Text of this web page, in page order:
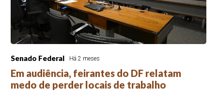
Senado Federal Há 2 meses
Em audiência, feirantes do DF relatam
medo de perder locais de trabalho